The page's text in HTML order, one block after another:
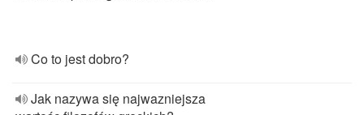
Co to jest dobro?
Jak nazywa się najwazniejsza